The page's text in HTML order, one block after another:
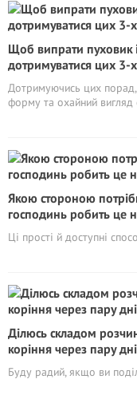
Щоб випрати пуховик
дотримуватися цих 3-
Дотримуючись цих
форму та охайний вигляд
Якою стороною
господинь робить це
Ці прості й доступні
Ділюсь складом
коріння через пару
Буду радий, якщо ви